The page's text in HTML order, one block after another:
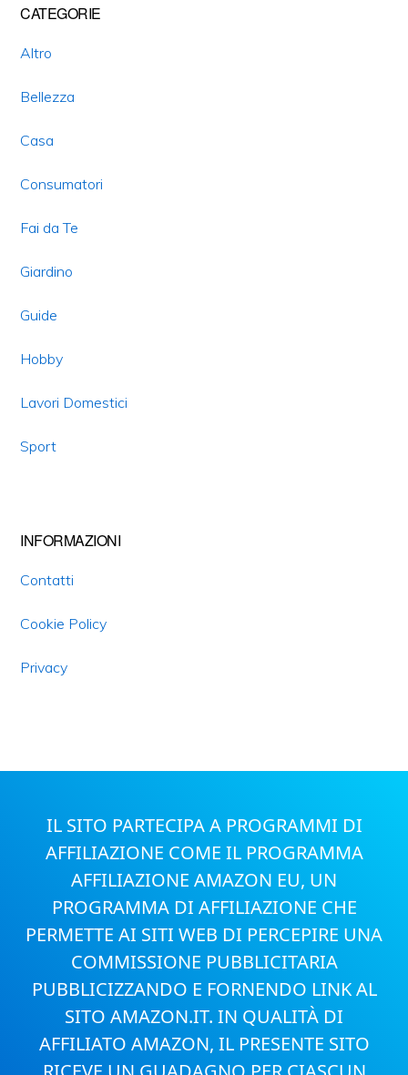
Primary
Sidebar
CATEGORIE
Altro
Bellezza
Casa
Consumatori
Fai da Te
Giardino
Guide
Hobby
Lavori Domestici
Sport
INFORMAZIONI
Contatti
Cookie Policy
Privacy
IL SITO PARTECIPA A PROGRAMMI DI
AFFILIAZIONE COME IL PROGRAMMA
AFFILIAZIONE AMAZON EU, UN
PROGRAMMA DI AFFILIAZIONE CHE
PERMETTE AI SITI WEB DI PERCEPIRE UNA
COMMISSIONE PUBBLICITARIA
PUBBLICIZZANDO E FORNENDO LINK AL
SITO AMAZON.IT. IN QUALITÀ DI
AFFILIATO AMAZON, IL PRESENTE SITO